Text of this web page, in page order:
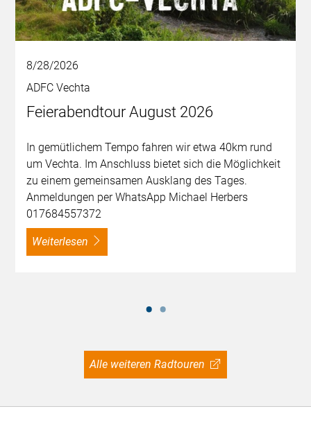
8/28/2026
ADFC Vechta
Feierabendtour August 2026
In gemütlichem Tempo fahren wir etwa 40km rund
um Vechta. Im Anschluss bietet sich die Möglichkeit
zu einem gemeinsamen Ausklang des Tages.
Anmeldungen per WhatsApp Michael Herbers
017684557372
weiterlesen
Alle weiteren Radtouren